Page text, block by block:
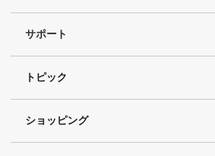
サポート
トピック
ショッピング